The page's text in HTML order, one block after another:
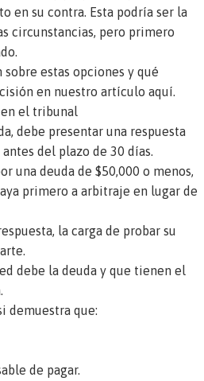
en su contra. Esta podría ser la
circunstancias, pero primero
estas opciones y qué
en nuestro artículo aquí.
el tribunal
debe presentar una respuesta
del plazo de 30 días.
una deuda de $50,000 o menos,
primero a arbitraje en lugar de
la carga de probar su
debe la deuda y que tienen el
demuestra que:
de pagar.